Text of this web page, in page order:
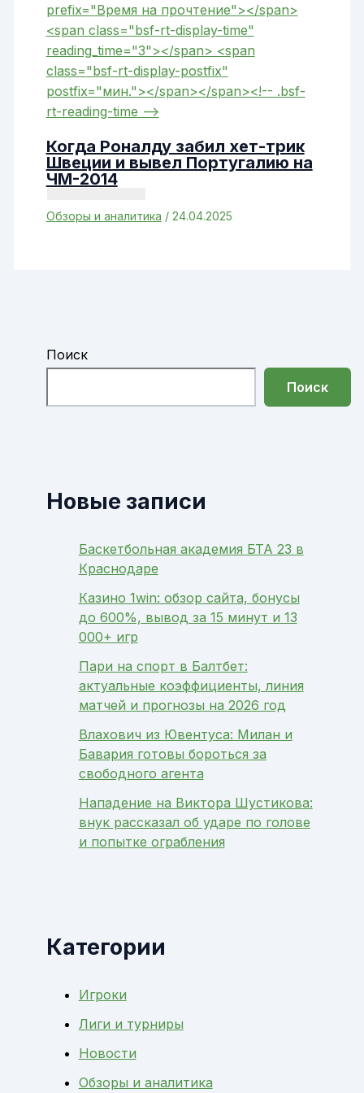
Когда Роналду забил хет-трик
Швеции и вывел Португалию на
ЧМ-2014
Обзоры и аналитика / 24.04.2025
Поиск
Поиск
Новые записи
Баскетбольная академия БТА 23 в
Краснодаре
Казино 1win: обзор сайта, бонусы
до 600%, вывод за 15 минут и 13
000+ игр
Пари на спорт в Балтбет:
актуальные коэффициенты, линия
матчей и прогнозы на 2026 год
Влахович из Ювентуса: Милан и
Бавария готовы бороться за
свободного агента
Нападение на Виктора Шустикова:
внук рассказал об ударе по голове
и попытке ограбления
Категории
Игроки
Лиги и турниры
Новости
Обзоры и аналитика